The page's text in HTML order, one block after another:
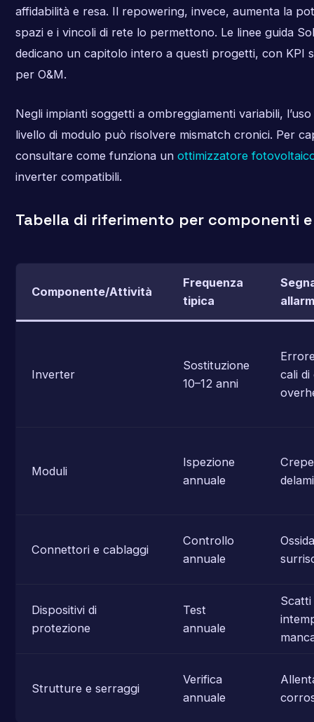
affidabilità e resa. Il repowering, invece, aumenta la
spazi e i vincoli di rete lo permettono. Le linee guida
dedicano un capitolo intero a questi progetti, con KPI
per O&M.
Negli impianti soggetti a ombreggiamenti variabili,
livello di modulo può risolvere mismatch cronici. Per
consultare come funziona un ottimizzatore
inverter compatibili.
Tabella di riferimento per componenti
Componente/Attività
Frequenza
tipica
Inverter
Sostituzione
10–12 anni
cali di
Moduli
Ispezione
annuale
Connettori e cablaggi
Controllo
annuale
Dispositivi di
protezione
Test
annuale
Scatti
Strutture e serraggi
Verifica
annuale